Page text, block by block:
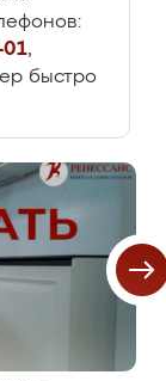
01,
быстро